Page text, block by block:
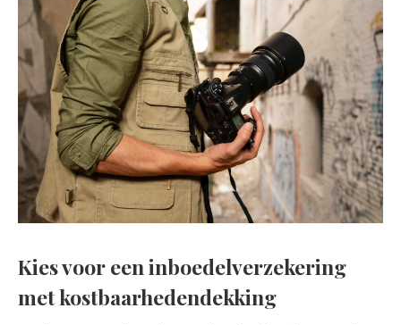
Kies voor een inboedelverzekering
met kostbaarhedendekking